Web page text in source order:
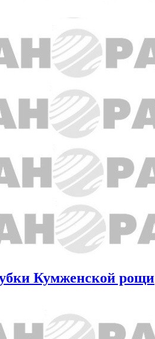
Кумженской рощи